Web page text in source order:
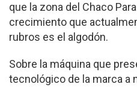
que la zona del Chaco
crecimiento que
rubros es el algodón.
Sobre la máquina que
tecnológico de la marca a